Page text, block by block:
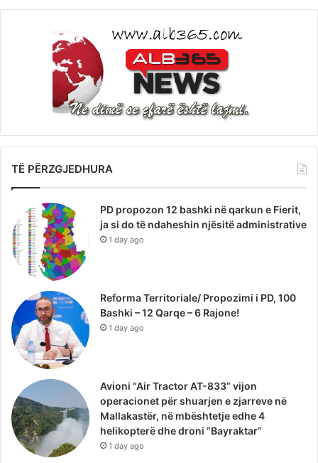
TË PËRZGJEDHURA
PD propozon 12 bashki në qarkun e Fierit,
ja si do të ndaheshin njësitë administrative
1 day ago
Reforma Territoriale/ Propozimi i PD, 100
Bashki – 12 Qarqe – 6 Rajone!
1 day ago
Avioni “Air Tractor AT-833” vijon
operacionet për shuarjen e zjarreve në
Mallakastër, në mbështetje edhe 4
helikopterë dhe droni “Bayraktar”
1 day ago